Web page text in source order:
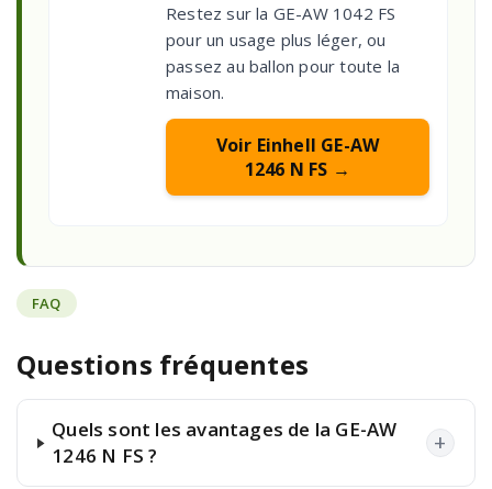
Restez sur la GE-AW 1042 FS
pour un usage plus léger, ou
passez au ballon pour toute la
maison.
Voir Einhell GE-AW
1246 N FS →
FAQ
Questions fréquentes
Quels sont les avantages de la GE-AW
1246 N FS ?
+